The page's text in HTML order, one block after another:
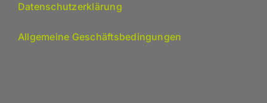
Datenschutzerklärung
Allgemeine Geschäftsbedingungen